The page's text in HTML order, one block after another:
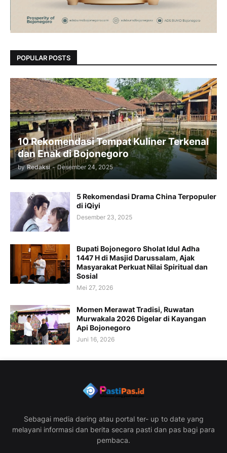
POPULAR POSTS
10 Rekomendasi Tempat Kuliner Terkenal
dan Enak di Bojonegoro
by Redaksi - Desember 24, 2025
5 Rekomendasi Drama China Terpopuler
di iQiyi
Desember 23, 2025
Bupati Bojonegoro Sholat Idul Adha
1447 H di Masjid Darussalam, Ajak
Masyarakat Perkuat Nilai Spiritual dan
Sosial
Mei 27, 2026
Momen Merawat Tradisi, Ruwatan
Murwakala 2026 Digelar di Kayangan
Api Bojonegoro
Juni 16, 2026
Sebagai media daring atau portal ter- up to date yang
melayani informasi dan berita secara pasti dan pas bagi para
pembaca.